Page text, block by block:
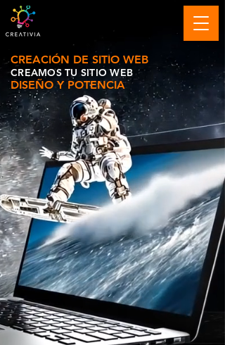
CREACIÓN DE SITIO WEB
CREAMOS TU SITIO WEB
DISEÑO Y POTENCIA